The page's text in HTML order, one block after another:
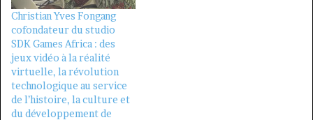
Christian Yves Fongang
cofondateur du studio
SDK Games Africa : des
jeux vidéo à la réalité
virtuelle, la révolution
technologique au service
de l’histoire, la culture et
du développement de